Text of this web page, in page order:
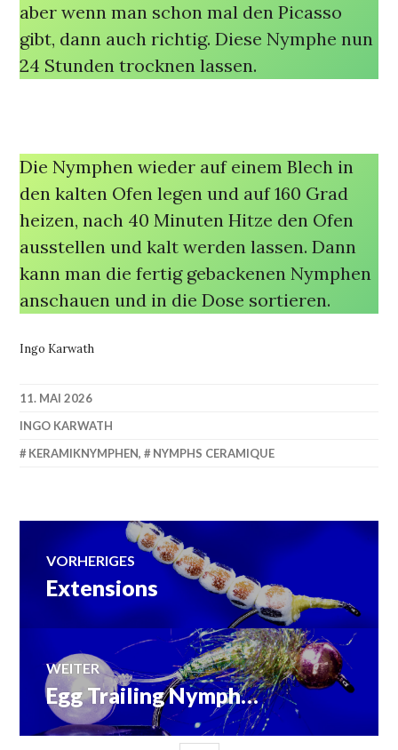
aber wenn man schon mal den Picasso
gibt, dann auch richtig. Diese Nymphe nun
24 Stunden trocknen lassen.
Die Nymphen wieder auf einem Blech in
den kalten Ofen legen und auf 160 Grad
heizen, nach 40 Minuten Hitze den Ofen
ausstellen und kalt werden lassen. Dann
kann man die fertig gebackenen Nymphen
anschauen und in die Dose sortieren.
Ingo Karwath
11. MAI 2026
INGO KARWATH
KERAMIKNYMPHEN, NYMPHS CERAMIQUE
Beitragsnavigation
VORHERIGES
Vorheriger
Extensions
WEITER
Nächster
Beitrag:
Egg Trailing Nymph…